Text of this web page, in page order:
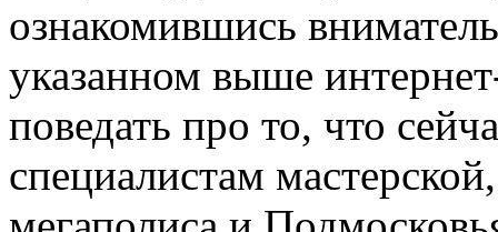
ознакомившись
указанном выше
поведать про то, что
специалистам